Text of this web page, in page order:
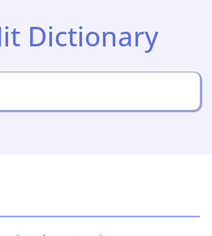
Dictionary